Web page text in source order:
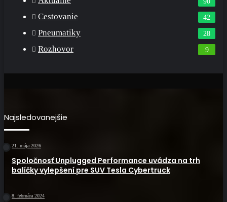
Cestovanie 42
Pneumatiky 28
Rozhovor 9
Najsledovanejšie
21. mája 2026
Spoločnosť Unplugged Performance uvádza na trh
balíčky vylepšení pre SUV Tesla Cybertruck
8. februára 2024